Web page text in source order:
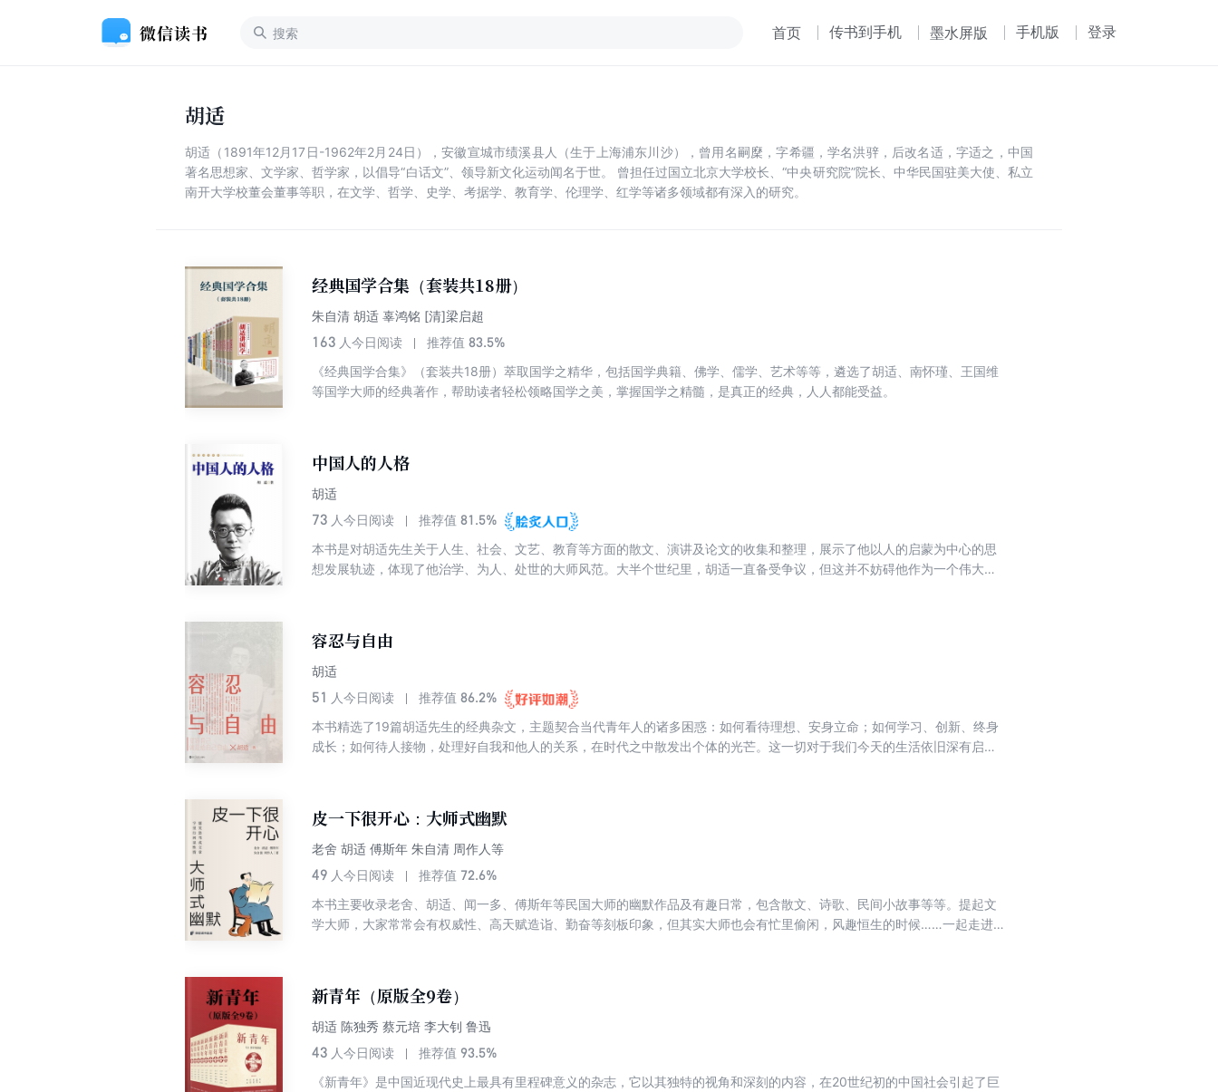
首页 传书到手机 墨水屏版 手机版 登录
胡适
胡适（1891年12月17日-1962年2月24日），安徽宣城市绩溪县人（生于上海浦东川沙），曾用名嗣穈，字希疆，学名洪骍，后改名适，字适之，中国
著名思想家、文学家、哲学家，以倡导“白话文”、领导新文化运动闻名于世。 曾担任过国立北京大学校长、“中央研究院”院长、中华民国驻美大使、私立
南开大学校董会董事等职，在文学、哲学、史学、考据学、教育学、伦理学、红学等诸多领域都有深入的研究。
经典国学合集（套装共18册）
朱自清 胡适 辜鸿铭 [清]梁启超
163 人今日阅读 推荐值 83.5%
《经典国学合集》（套装共18册）萃取国学之精华，包括国学典籍、佛学、儒学、艺术等等，遴选了胡适、南怀瑾、王国维
等国学大师的经典著作，帮助读者轻松领略国学之美，掌握国学之精髓，是真正的经典，人人都能受益。
中国人的人格
胡适
73 人今日阅读 推荐值 81.5%
本书是对胡适先生关于人生、社会、文艺、教育等方面的散文、演讲及论文的收集和整理，展示了他以人的启蒙为中心的思
想发展轨迹，体现了他治学、为人、处世的大师风范。大半个世纪里，胡适一直备受争议，但这并不妨碍他作为一个伟大的
容忍与自由
胡适
51 人今日阅读 推荐值 86.2%
本书精选了19篇胡适先生的经典杂文，主题契合当代青年人的诸多困惑：如何看待理想、安身立命；如何学习、创新、终身
成长；如何待人接物，处理好自我和他人的关系，在时代之中散发出个体的光芒。这一切对于我们今天的生活依旧深有启
皮一下很开心：大师式幽默
老舍 胡适 傅斯年 朱自清 周作人等
49 人今日阅读 推荐值 72.6%
本书主要收录老舍、胡适、闻一多、傅斯年等民国大师的幽默作品及有趣日常，包含散文、诗歌、民间小故事等等。提起文
学大师，大家常常会有权威性、高天赋造诣、勤奋等刻板印象，但其实大师也会有忙里偷闲，风趣恒生的时候……一起走进
新青年（原版全9卷）
胡适 陈独秀 蔡元培 李大钊 鲁迅
43 人今日阅读 推荐值 93.5%
《新青年》是中国近现代史上最具有里程碑意义的杂志，它以其独特的视角和深刻的内容，在20世纪初的中国社会引起了巨